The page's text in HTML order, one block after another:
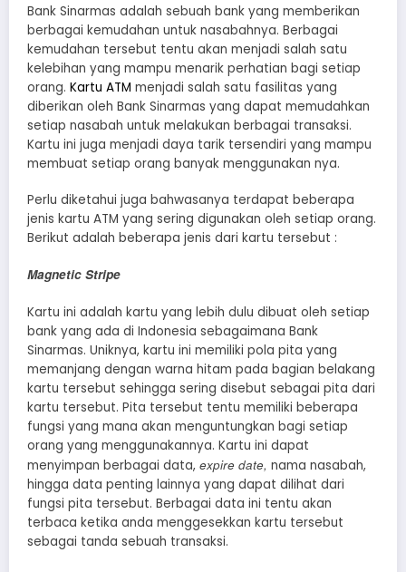
Bank Sinarmas adalah sebuah bank yang memberikan
berbagai kemudahan untuk nasabahnya. Berbagai
kemudahan tersebut tentu akan menjadi salah satu
kelebihan yang mampu menarik perhatian bagi setiap
orang. Kartu ATM menjadi salah satu fasilitas yang
diberikan oleh Bank Sinarmas yang dapat memudahkan
setiap nasabah untuk melakukan berbagai transaksi.
Kartu ini juga menjadi daya tarik tersendiri yang mampu
membuat setiap orang banyak menggunakan nya.
Perlu diketahui juga bahwasanya terdapat beberapa
jenis kartu ATM yang sering digunakan oleh setiap orang.
Berikut adalah beberapa jenis dari kartu tersebut :
Magnetic Stripe
Kartu ini adalah kartu yang lebih dulu dibuat oleh setiap
bank yang ada di Indonesia sebagaimana Bank
Sinarmas. Uniknya, kartu ini memiliki pola pita yang
memanjang dengan warna hitam pada bagian belakang
kartu tersebut sehingga sering disebut sebagai pita dari
kartu tersebut. Pita tersebut tentu memiliki beberapa
fungsi yang mana akan menguntungkan bagi setiap
orang yang menggunakannya. Kartu ini dapat
menyimpan berbagai data, expire date, nama nasabah,
hingga data penting lainnya yang dapat dilihat dari
fungsi pita tersebut. Berbagai data ini tentu akan
terbaca ketika anda menggesekkan kartu tersebut
sebagai tanda sebuah transaksi.